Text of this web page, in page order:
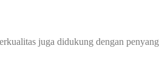
juga didukung dengan